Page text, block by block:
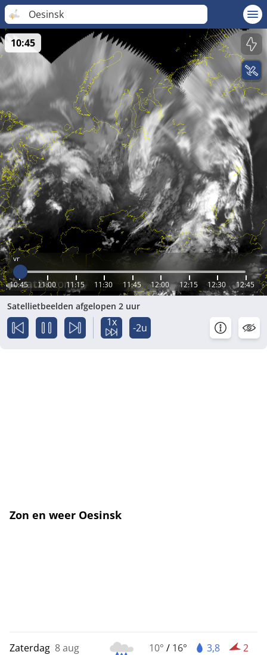
Oesinsk
vr
10:45 11:00 11:15 11:30 11:45 12:00 12:15 12:30 12:45
10:45
Satellietbeelden afgelopen 2 uur
1x -2u
Zon en weer Oesinsk
Zaterdag 8 aug 10° / 16° 3,8 2